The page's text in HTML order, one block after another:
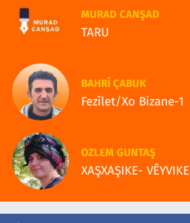
MURAD CANŞAD
TARU
BAHRÎ ÇABUK
Fezîlet/Xo Bizane-1
OZLEM GUNTAŞ
XAŞXAŞIKE- VÊYVIKE